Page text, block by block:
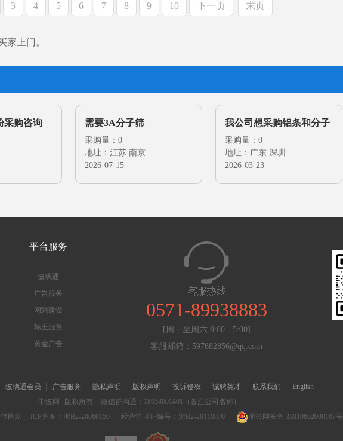
3 4 5 6 7 8 9 10 下一页 末页
家上门。
采购咨询 需要3A分子筛
采购量：0
地址：江苏 南京
2026-07-15
我公司想采购铝条和分子
筛
采购量：0
地址：广东 深圳
2026-03-23
平台服务
玻璃通
广告服务
网站建设
标王服务
黄金广告
0571-89938883
[周一至周六 9:00 - 5:00]
客服邮箱：597682856@qq.com
玻璃通会员 广告服务 隐私声明 版权声明 投诉侵权 诚聘英才 联系我们
English
中玻网
版权所有
微信群沟通：18958001401（备注公司名称）
网站
ICP备案：浙B2-20060159 经营许可证编号：浙B2-20110070 浙公网安备 33010602000167号